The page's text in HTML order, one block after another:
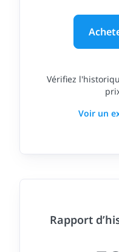
Vérifiez
Voir un
Rapport